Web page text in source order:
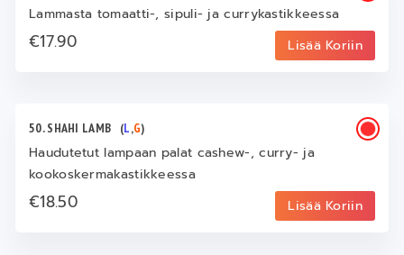
Lammasta tomaatti-, sipuli- ja currykastikkeessa
€17.90 Lisää Koriin
50. SHAHI LAMB (L,G)
Haudutetut lampaan palat cashew-, curry- ja
kookoskermakastikkeessa
€18.50 Lisää Koriin